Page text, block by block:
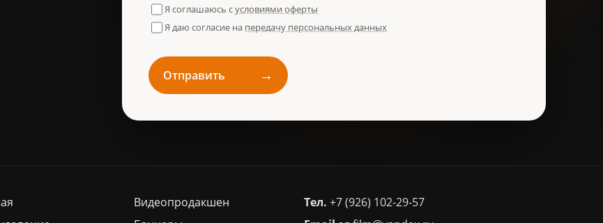
Я соглашаюсь сусловиями оферты
Я даю согласие на передачу персональных данных
Отправить →
Видеопродакшен
Тел. +7 (926) 102-29-57